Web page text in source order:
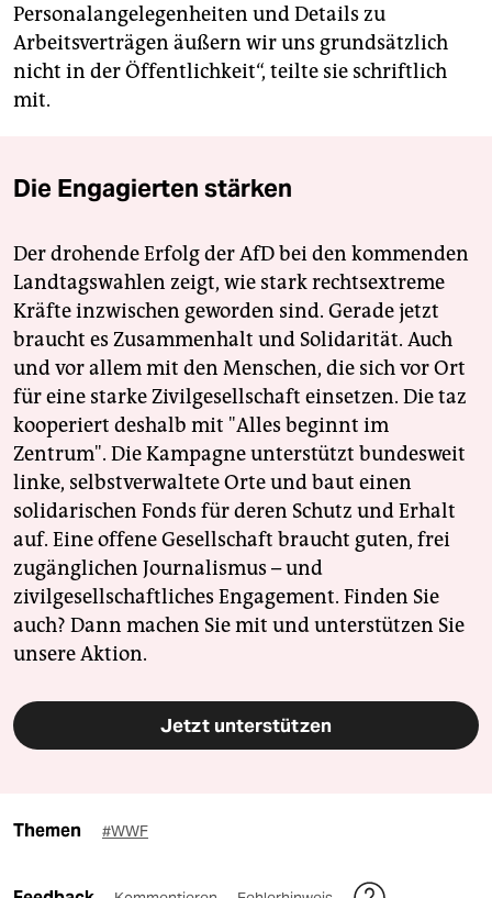
Personalangelegenheiten und Details zu
Arbeitsverträgen äußern wir uns grundsätzlich
nicht in der Öffentlichkeit“, teilte sie schriftlich
mit.
Die Engagierten stärken
Der drohende Erfolg der AfD bei den kommenden
Landtagswahlen zeigt, wie stark rechtsextreme
Kräfte inzwischen geworden sind. Gerade jetzt
braucht es Zusammenhalt und Solidarität. Auch
und vor allem mit den Menschen, die sich vor Ort
für eine starke Zivilgesellschaft einsetzen. Die taz
kooperiert deshalb mit "Alles beginnt im
Zentrum". Die Kampagne unterstützt bundesweit
linke, selbstverwaltete Orte und baut einen
solidarischen Fonds für deren Schutz und Erhalt
auf. Eine offene Gesellschaft braucht guten, frei
zugänglichen Journalismus – und
zivilgesellschaftliches Engagement. Finden Sie
auch? Dann machen Sie mit und unterstützen Sie
unsere Aktion.
Jetzt unterstützen
Themen #WWF